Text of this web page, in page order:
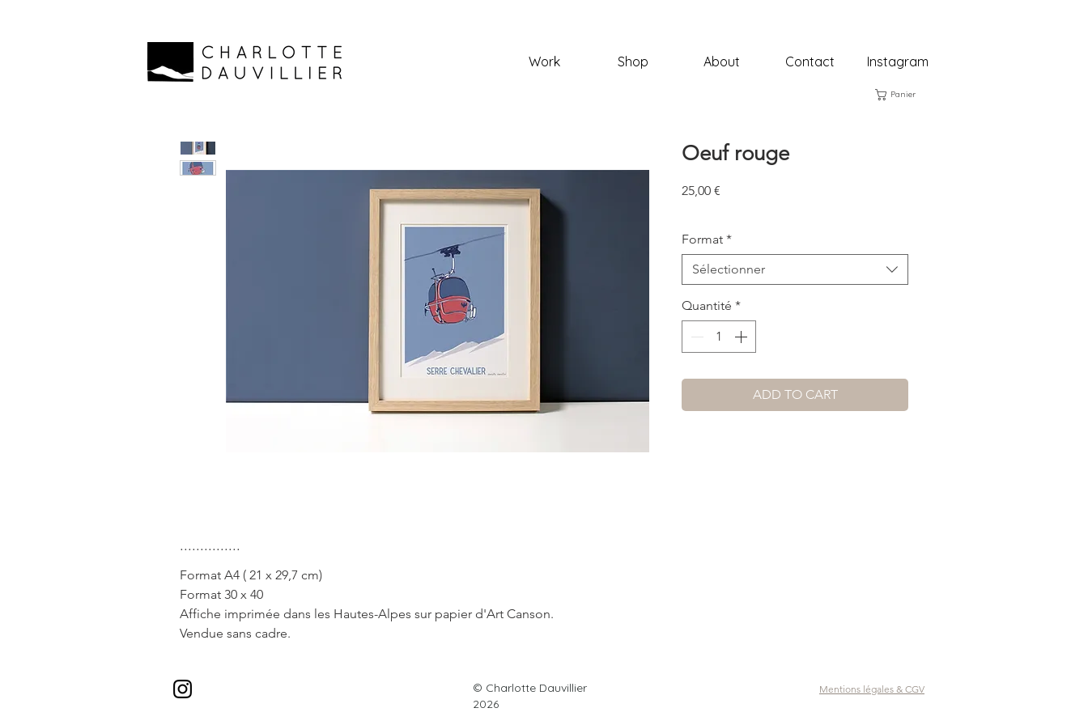
Work Shop About Contact Instagram
Panier
Oeuf rouge
25,00 €
Format *
Sélectionner
Quantité *
ADD TO CART
...............
Format A4 ( 21 x 29,7 cm)
Format 30 x 40
Affiche imprimée dans les Hautes-Alpes sur papier d'Art Canson.
Vendue sans cadre.
© Charlotte Dauvillier
2026
Mentions légales & CGV